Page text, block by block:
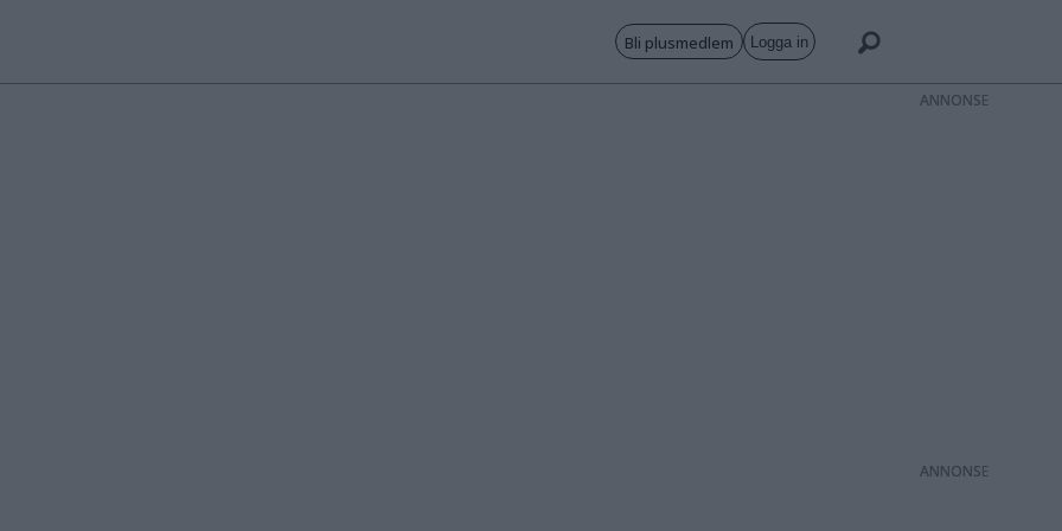
Bli plusmedlem Logga in
ANNONS
ANNONS